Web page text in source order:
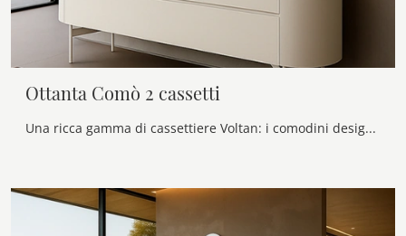
Ottanta Comò 2 cassetti
Una ricca gamma di cassettiere Voltan: i comodini design in laccato opaco, come Ottanta Comò 2 cassetti, sono tra le soluzioni più originali.